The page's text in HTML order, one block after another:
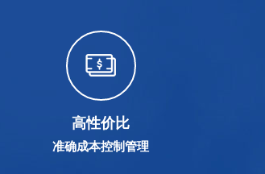
高性价比
准确成本控制管理